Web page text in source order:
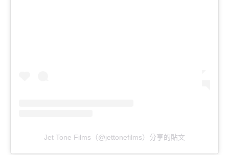
Jet Tone Films（@jettonefilms）分享的貼文